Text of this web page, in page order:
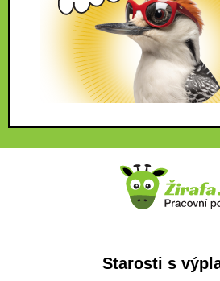
Starosti s